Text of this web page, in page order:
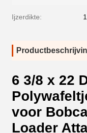
Ijzerdikte:
6 3/8 x 22
voor
Loader